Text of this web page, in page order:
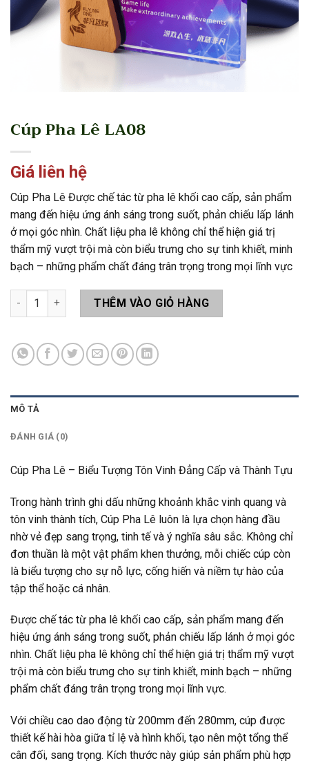
Cúp Pha Lê LA08
Giá liên hệ
Cúp Pha Lê Được chế tác từ pha lê khối cao cấp, sản phẩm
mang đến hiệu ứng ánh sáng trong suốt, phản chiếu lấp lánh
ở mọi góc nhìn. Chất liệu pha lê không chỉ thể hiện giá trị
thẩm mỹ vượt trội mà còn biểu trưng cho sự tinh khiết, minh
bạch – những phẩm chất đáng trân trọng trong mọi lĩnh vực
Cúp Pha Lê LA08 số lượngTHÊM VÀO GIỎ HÀNG
MÔ TẢ
ĐÁNH GIÁ (0)
Cúp Pha Lê – Biểu Tượng Tôn Vinh Đẳng Cấp và Thành Tựu
Trong hành trình ghi dấu những khoảnh khắc vinh quang và
tôn vinh thành tích, Cúp Pha Lê luôn là lựa chọn hàng đầu
nhờ vẻ đẹp sang trọng, tinh tế và ý nghĩa sâu sắc. Không chỉ
đơn thuần là một vật phẩm khen thưởng, mỗi chiếc cúp còn
là biểu tượng cho sự nỗ lực, cống hiến và niềm tự hào của
tập thể hoặc cá nhân.
Được chế tác từ pha lê khối cao cấp, sản phẩm mang đến
hiệu ứng ánh sáng trong suốt, phản chiếu lấp lánh ở mọi góc
nhìn. Chất liệu pha lê không chỉ thể hiện giá trị thẩm mỹ vượt
trội mà còn biểu trưng cho sự tinh khiết, minh bạch – những
phẩm chất đáng trân trọng trong mọi lĩnh vực.
Với chiều cao dao động từ 200mm đến 280mm, cúp được
thiết kế hài hòa giữa tỉ lệ và hình khối, tạo nên một tổng thể
cân đối, sang trọng. Kích thước này giúp sản phẩm phù hợp